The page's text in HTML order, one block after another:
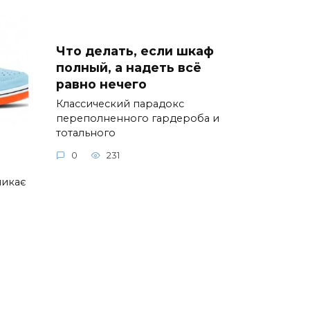
Что делать, если шкаф
полный, а надеть всё
равно нечего
Классический парадокс
переполненного гардероба и
тотального
0 231